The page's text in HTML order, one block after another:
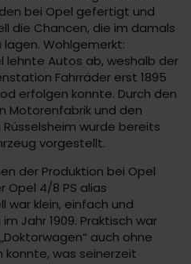
bei Opel gefertigt und
die Chancen, die im damals
Wohlgemerkt:
lehnte Autos ab, weshalb der
Fahrräder erst 1895
erfolgen konnte. Durch den
Motorenfabrik und den
wurde bereits
vorgestellt.
der Produktion bei Opel
4/8 PS alias
war klein, einfach und
Jahr 1909. Praktisch war
auch ohne
was seinerzeit